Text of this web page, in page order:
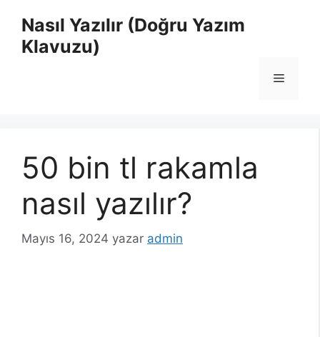
Nasıl Yazılır (Doğru Yazım
Klavuzu)
Menü
50 bin tl rakamla
nasıl yazılır?
Mayıs 16, 2024 yazar admin